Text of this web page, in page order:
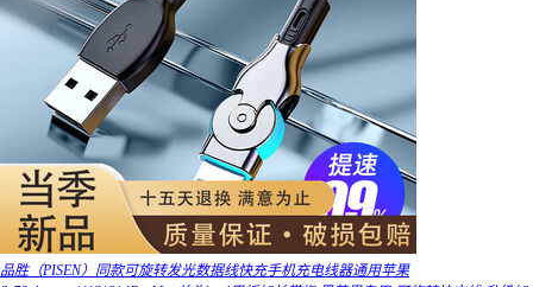
品胜（PISEN）同款可旋转发光数据线快充手机充电线器通用苹果